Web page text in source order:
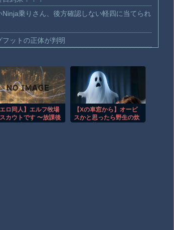
Ninja乗りさん、後方確認しない軽四に当てられ
フットの正体が判明
ィパンコーン王子が日本人女性とデートか？
ン韓国で認めてるもの 「キムチ」あと3つ
Max！心も踊る「マンガ毎週末セール（50%
エロ同人】エルフ牧場
カウトです 〜放課後
【Xの車窓から】オービ
スかと思ったら野生の炊